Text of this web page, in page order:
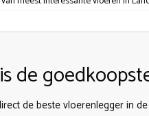
de
de beste vloerenlegger in